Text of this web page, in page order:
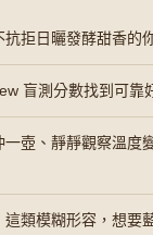
拒日曬發酵甜香的
盲測分數找到可靠
壺、靜靜觀察溫度
類模糊形容，想要